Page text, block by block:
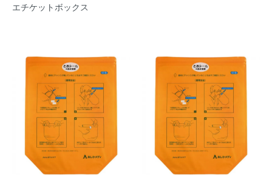
エチケットボックス